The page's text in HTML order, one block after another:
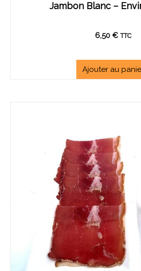
Jambon Blanc –
6,50 € TTC
Ajouter au